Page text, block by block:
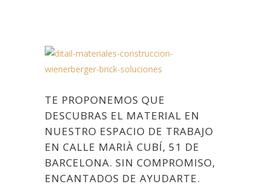
TE PROPONEMOS QUE
DESCUBRAS EL MATERIAL EN
NUESTRO ESPACIO DE TRABAJO
EN CALLE MARIÀ CUBÍ, 51 DE
BARCELONA. SIN COMPROMISO,
ENCANTADOS DE AYUDARTE.